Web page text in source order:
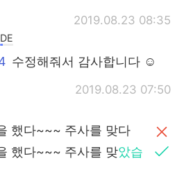
2019.08.23 08:35
DE
수정해줘서 감사합니다 ☺
2019.08.23 07:50
했다~~~ 주사를 맞다
했다~~~ 주사를 맞았습